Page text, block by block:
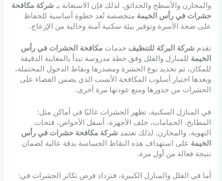
والمخازن والأسطح والحدائق. لذلك فإن الاستعانة بـ شركة مكافحة
حشرات في رأس الخيمة متخصصة تُعد خطوة أساسية للحفاظ
على صحة الأسرة وتوفير بيئة سكنية آمنة وخالية من الإزعاج.
تقدم شركة البركة للتنظيف خدماتمكافحة الحشرات في رأس
الخيمة للمنازل والفلل وفق خطة مدروسة تبدأ بالمعاينة الدقيقة
للمكان، ثم تحديد نوع الحشرة ومصدرها ونقاط الدخول المحتملة،
وبعدها اختيار أسلوب المكافحة الأنسب الذي يضمن القضاء على
الحشرات من جذورها ومنع عودتها مرة أخرى.
في المنازل السكنية، تظهر الحشرات غالبًا في أماكن مثل:
المطابخ، الحمامات، خلف الأجهزة، أسفل الأحواض، فتحات
التهوية، والمخازن. لذلك تعتمد شركة مكافحة حشرات في رأس
الخيمة على استهداف هذه النقاط الحساسة بدقة عالية لضمان
نتيجة فعالة من أول مرة.
أما في الفلل والمنازل الكبيرة، فتزداد فرص تكاثر الحشرات في: